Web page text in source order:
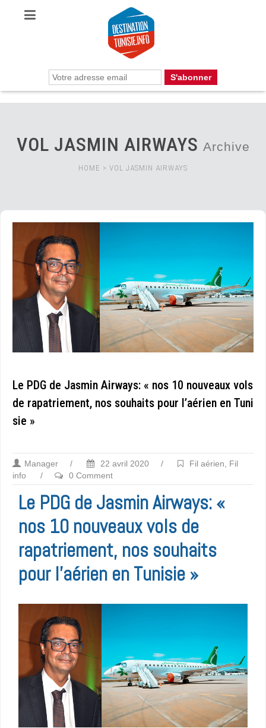
VOL JASMIN AIRWAYS Archive
HOME > VOL JASMIN AIRWAYS
Le PDG de Jasmin Airways: « nos 10 nouveaux vols
de rapatriement, nos souhaits pour l’aérien en Tuni
sie »
Manager / 22 avril 2020 / Fil aérien
Fil
info
/ 0 Comment
Le PDG de Jasmin Airways: «
nos 10 nouveaux vols de
rapatriement, nos souhaits
pour l’aérien en Tunisie »